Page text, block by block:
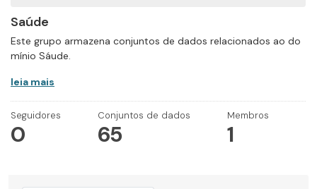
Saúde
Este grupo armazena conjuntos de dados relacionados ao do
mínio Sáude.
leia mais
Seguidores
0
Conjuntos de dados
65
Membros
1